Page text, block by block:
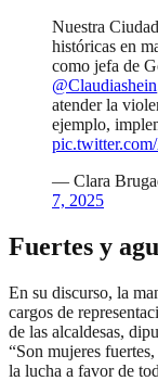
Nuestra
históricas en
como jefa de
@Claudiashein
atender la
ejemplo,
— Clara
7, 2025
Fuertes y
En su discurso, la
cargos de
de las alcaldesas,
“Son mujeres
la lucha a favor de